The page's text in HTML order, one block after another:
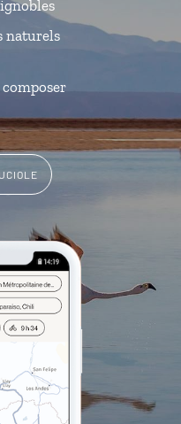
naturels